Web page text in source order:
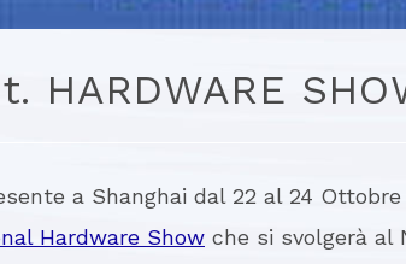
HARDWARE
a Shanghai dal 22 al 24 Ottobre
Hardware Show che si svolgerà al